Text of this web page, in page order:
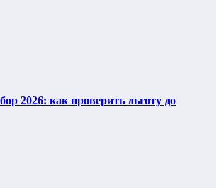
2026: как проверить льготу до